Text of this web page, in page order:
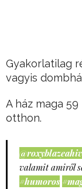
Gyakorlatilag
vagyis
A ház maga
otthon.
valamit amiről
#humoros